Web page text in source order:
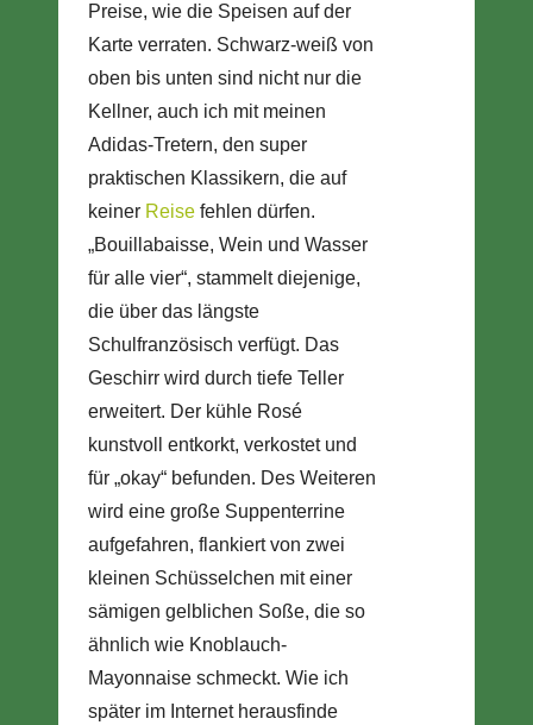
Preise, wie die Speisen auf der
Karte verraten. Schwarz-weiß von
oben bis unten sind nicht nur die
Kellner, auch ich mit meinen
Adidas-Tretern, den super
praktischen Klassikern, die auf
keiner Reise fehlen dürfen.
„Bouillabaisse, Wein und Wasser
für alle vier“, stammelt diejenige,
die über das längste
Schulfranzösisch verfügt. Das
Geschirr wird durch tiefe Teller
erweitert. Der kühle Rosé
kunstvoll entkorkt, verkostet und
für „okay“ befunden. Des Weiteren
wird eine große Suppenterrine
aufgefahren, flankiert von zwei
kleinen Schüsselchen mit einer
sämigen gelblichen Soße, die so
ähnlich wie Knoblauch-
Mayonnaise schmeckt. Wie ich
später im Internet herausfinde